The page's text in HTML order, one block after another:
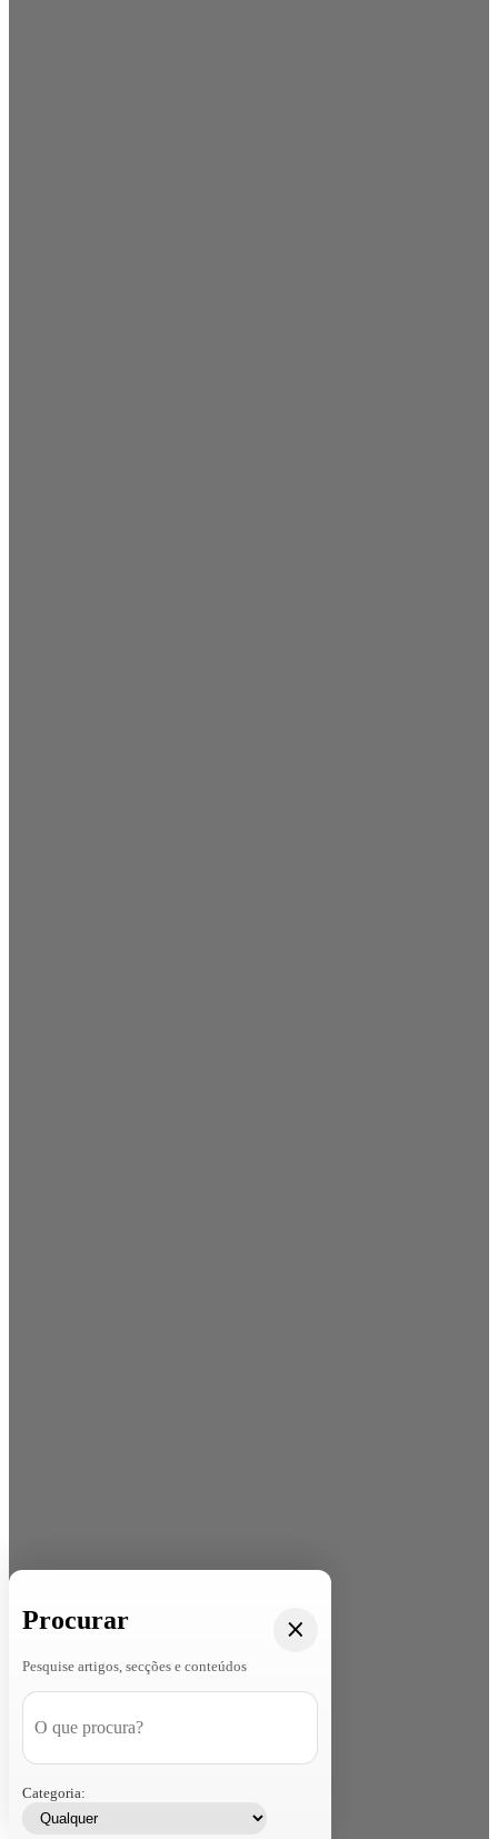
Procurar
Pesquise artigos, secções e conteúdos
Categoria: